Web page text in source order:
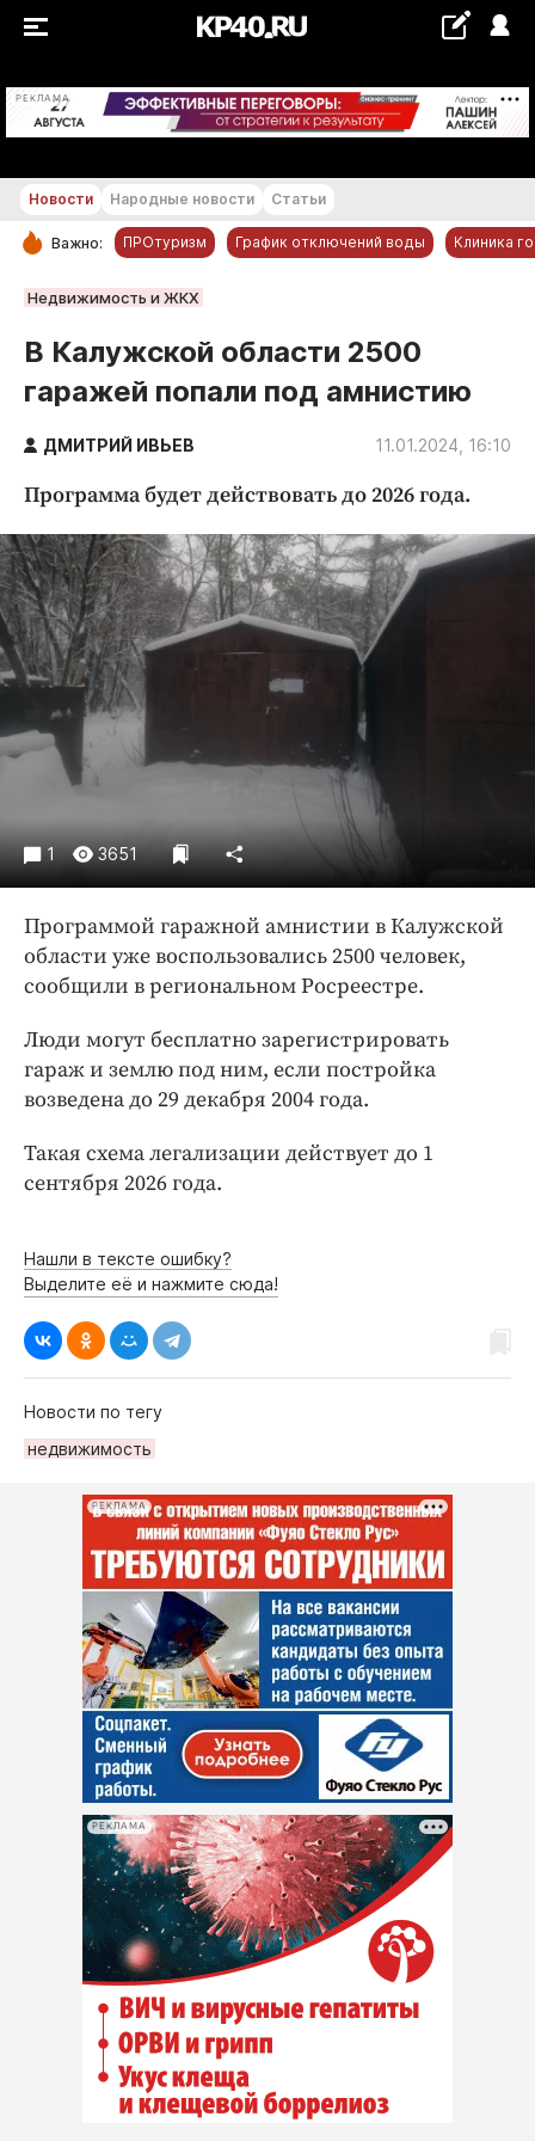
РЕКЛАМА +18...+19 °С
РУБРИКИ
Новости компаний
Статьи
Народные новости
Авто и транспорт
Благоустройство
Криминал
Культура
Недвижимость и ЖКХ
Образование
Общество
Погода
Праздники
Спорт
Экономика и бизнес
ПРОЕКТЫ
Блоги
Издания
Медиаперсона
Интересное чтиво
Клиника года
Бренд года
Работодатель года
Новости Народные новости Статьи
Важно: ПРОтуризм График отключений воды Клиника
Недвижимость и ЖКХ
В Калужской области 2500
гаражей попали под амнистию
ДМИТРИЙ ИВЬЕВ 11.01.2024, 16:10
Программа будет действовать до 2026 года.
1 3651
Программой гаражной амнистии в Калужской
области уже воспользовались 2500 человек,
сообщили в региональном Росреестре.
Люди могут бесплатно зарегистрировать
гараж и землю под ним, если постройка
возведена до 29 декабря 2004 года.
Такая схема легализации действует до 1
сентября 2026 года.
Нашли в тексте ошибку?
Выделите её и нажмите сюда!
Новости по тегу
недвижимость
РЕКЛАМА
РЕКЛАМА